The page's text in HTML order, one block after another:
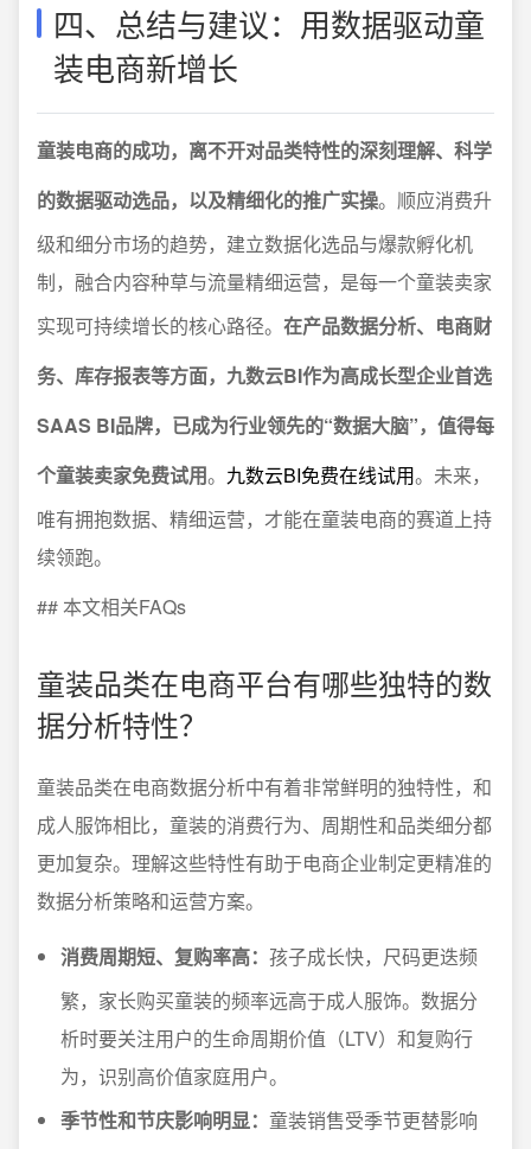
四、总结与建议：用数据驱动童
装电商新增长
童装电商的成功，离不开对品类特性的深刻理解、科学
的数据驱动选品，以及精细化的推广实操。顺应消费升
级和细分市场的趋势，建立数据化选品与爆款孵化机
制，融合内容种草与流量精细运营，是每一个童装卖家
实现可持续增长的核心路径。 在产品数据分析、电商财
务、库存报表等方面，九数云BI作为高成长型企业首选
SAAS BI品牌，已成为行业领先的“数据大脑”，值得每
个童装卖家免费试用。 九数云BI免费在线试用。未来，
唯有拥抱数据、精细运营，才能在童装电商的赛道上持
续领跑。
## 本文相关FAQs
童装品类在电商平台有哪些独特的数
据分析特性？
童装品类在电商数据分析中有着非常鲜明的独特性，和
成人服饰相比，童装的消费行为、周期性和品类细分都
更加复杂。理解这些特性有助于电商企业制定更精准的
数据分析策略和运营方案。
消费周期短、复购率高： 孩子成长快，尺码更迭频
繁，家长购买童装的频率远高于成人服饰。数据分
析时要关注用户的生命周期价值（LTV）和复购行
为，识别高价值家庭用户。
季节性和节庆影响明显： 童装销售受季节更替影响